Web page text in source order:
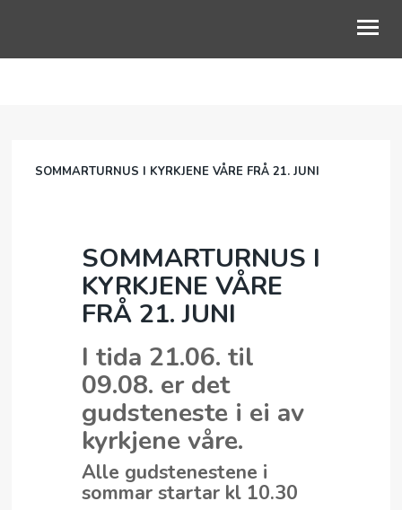
BLI MED
LIVETS VEG
KALENDER
SOMMARTURNUS I KYRKJENE VÅRE FRÅ 21. JUNI
SOMMARTURNUS I
KYRKJENE VÅRE
FRÅ 21. JUNI
I tida 21.06. til
09.08. er det
gudsteneste i ei av
kyrkjene våre.
Alle gudstenestene i
sommar startar kl 10.30